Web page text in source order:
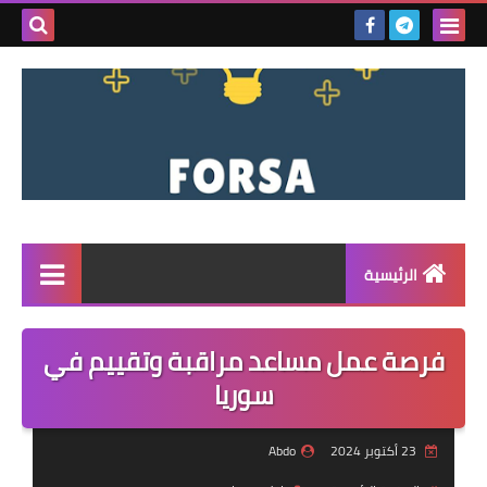
بحث
الرئيسية
القائمة
مناقصات
فرص عمل داخل سوريا
فرصة عمل مساعد مراقبة وتقييم في
سوريا
Abdo